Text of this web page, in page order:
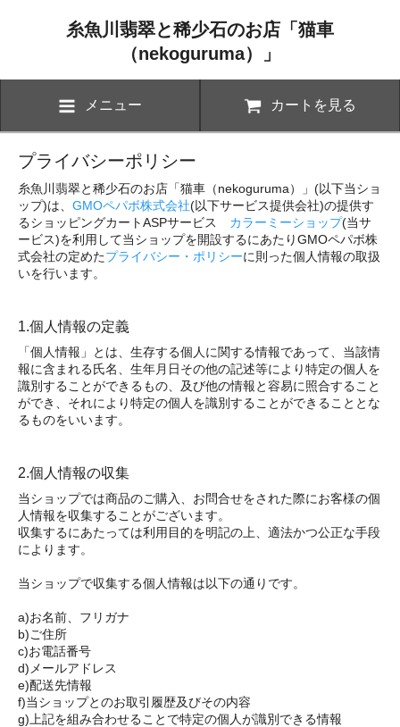
糸魚川翡翠と稀少石のお店「猫車
（nekoguruma）」
メニュー カートを見る
プライバシーポリシー
糸魚川翡翠と稀少石のお店「猫車（nekoguruma）」(以下当ショ
ップ)は、 GMOペパボ株式会社(以下サービス提供会社)の提供す
るショッピングカートASPサービス カラーミーショップ(当サ
ービス)を利用して当ショップを開設するにあたりGMOペパボ株
式会社の定めたプライバシー・ポリシーに則った個人情報の取扱
いを行います。
1.個人情報の定義
「個人情報」とは、生存する個人に関する情報であって、当該情
報に含まれる氏名、生年月日その他の記述等により特定の個人を
識別することができるもの、及び他の情報と容易に照合すること
ができ、それにより特定の個人を識別することができることとな
るものをいいます。
2.個人情報の収集
当ショップでは商品のご購入、お問合せをされた際にお客様の個
人情報を収集することがございます。
収集するにあたっては利用目的を明記の上、適法かつ公正な手段
によります。
当ショップで収集する個人情報は以下の通りです。
a)お名前、フリガナ
b)ご住所
c)お電話番号
d)メールアドレス
e)配送先情報
f)当ショップとのお取引履歴及びその内容
g)上記を組み合わせることで特定の個人が識別できる情報